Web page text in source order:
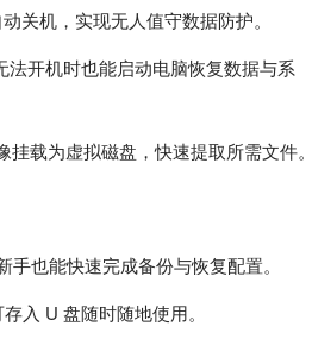
关机，实现无人值守数据防护。
法开机时也能启动电脑恢复数据与系
载为虚拟磁盘，快速提取所需文件。
也能快速完成备份与恢复配置。
入 U 盘随时随地使用。